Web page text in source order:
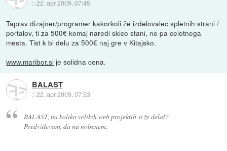
::22. apr 2009, 07:45
Taprav dizajner/programer kakorkoli že izdelovalec spletnih strani /
portalov, ti za 500€ komaj naredi skico stani, ne pa celotnega
mesta. Tist k bi delu za 500€ naj gre v Kitajsko.
www.maribor.si je solidna cena.
BALAST
::22. apr 2009, 07:53
BALAST, na koliko velikih web projektih si že delal?
Predvidevam, da na nobenem.